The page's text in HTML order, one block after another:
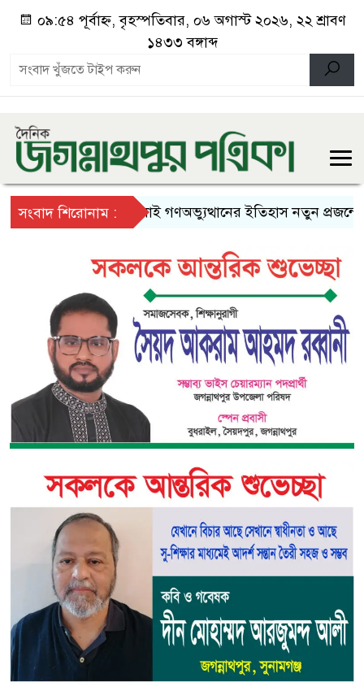
০৯:৫৪ পূর্বাহ্ন, বৃহস্পতিবার, ০৬ অগাস্ট ২০২৬, ২২ শ্রাবণ
১৪৩৩ বঙ্গাব্দ
সংবাদ শিরোনাম :জুলাই গণঅভ্যুত্থানের ইতিহাস নতুন প্রজন্মের